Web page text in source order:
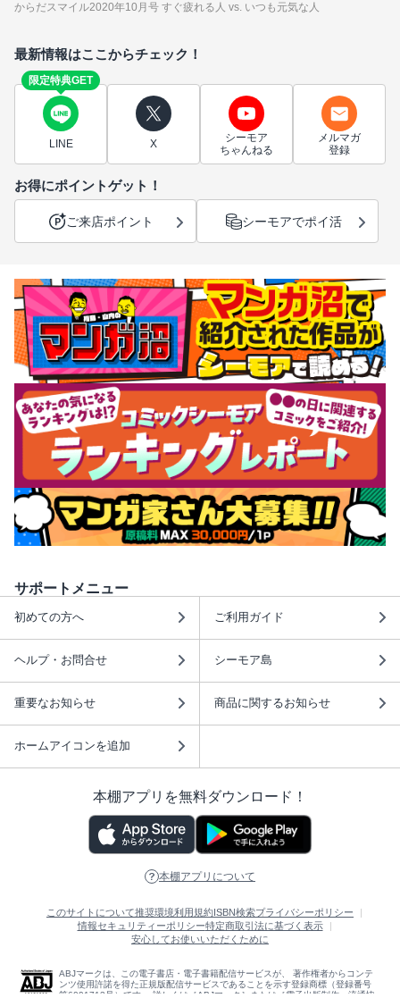
からだスマイル2020年10月号 すぐ疲れる人 vs. いつも元気な人
最新情報はここからチェック！
限定特典GET
LINE X
シーモア
ちゃんねる
メルマガ
登録
お得にポイントゲット！
ご来店ポイント シーモアでポイ活
サポートメニュー
初めての方へ ご利用ガイド
ヘルプ・お問合せ シーモア島
重要なお知らせ 商品に関するお知らせ
ホームアイコンを追加
本棚アプリを無料ダウンロード！
本棚アプリについて
このサイトについて推奨環境利用規約 ISBN検索プライバシーポリシー
情報セキュリティーポリシー特定商取引法に基づく表示
安心してお使いいただくために
ABJマークは、この電子書店・電子書籍配信サービスが、 著作権者からコンテ
ンツ使用許諾を得た正規版配信サービスであることを示す登録商標（登録番号
第6091713号）です。 詳しくは［ABJマーク］または［電子出版制作・流通協